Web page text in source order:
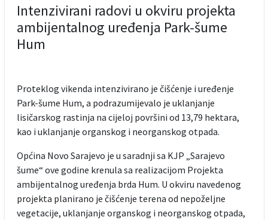
Intenzivirani radovi u okviru projekta
ambijentalnog uređenja Park-šume
Hum
Proteklog vikenda intenzivirano je čišćenje i uređenje
Park-šume Hum, a podrazumijevalo je uklanjanje
lisičarskog rastinja na cijeloj površini od 13,79 hektara,
kao i uklanjanje organskog i neorganskog otpada.
Općina Novo Sarajevo je u saradnji sa KJP „Sarajevo
šume“ ove godine krenula sa realizacijom Projekta
ambijentalnog uređenja brda Hum. U okviru navedenog
projekta planirano je čišćenje terena od nepoželjne
vegetacije, uklanjanje organskog i neorganskog otpada,